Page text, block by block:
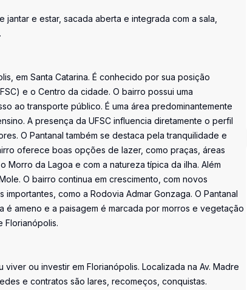
e estar, sacada aberta e integrada com a sala,
em Santa Catarina. É conhecido por sua posição
e o Centro da cidade. O bairro possui uma
ao transporte público. É uma área predominantemente
A presença da UFSC influencia diretamente o perfil
O Pantanal também se destaca pela tranquilidade e
oferece boas opções de lazer, como praças, áreas
Morro da Lagoa e com a natureza típica da ilha. Além
O bairro continua em crescimento, com novos
como a Rodovia Admar Gonzaga. O Pantanal
é ameno e a paisagem é marcada por morros e vegetação
Florianópolis.
ou investir em Florianópolis. Localizada na Av. Madre
e contratos são lares, recomeços, conquistas.